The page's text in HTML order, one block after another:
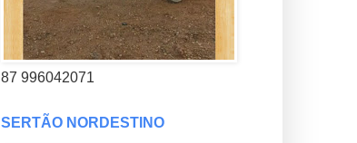
87 996042071
SERTÃO NORDESTINO